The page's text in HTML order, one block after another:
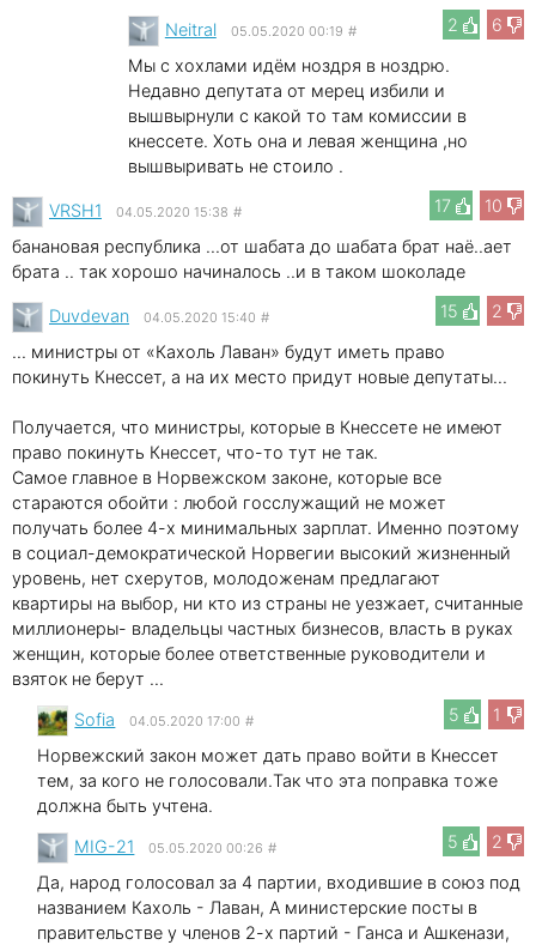
2
6
Neitral 05.05.2020 00:19 #
Мы с хохлами идём ноздря в ноздрю.
Недавно депутата от мерец избили и
вышвырнули с какой то там комиссии в
кнессете. Хоть она и левая женщина ,но
вышвыривать не стоило .
17
10
VRSH1 04.05.2020 15:38 #
банановая республика ...от шабата до шабата брат наё..ает
брата .. так хорошо начиналось ..и в таком шоколаде
15
2
Duvdevan 04.05.2020 15:40 #
... министры от «Кахоль Лаван» будут иметь право
покинуть Кнессет, а на их место придут новые депутаты...
Получается, что министры, которые в Кнессете не имеют
право покинуть Кнессет, что-то тут не так.
Самое главное в Норвежском законе, которые все
стараются обойти : любой госслужащий не может
получать более 4-х минимальных зарплат. Именно поэтому
в социал-демократической Норвегии высокий жизненный
уровень, нет схерутов, молодоженам предлагают
квартиры на выбор, ни кто из страны не уезжает, считанные
миллионеры- владельцы частных бизнесов, власть в руках
женщин, которые более ответственные руководители и
взяток не берут ...
5
1
Sofia 04.05.2020 17:00 #
Норвежский закон может дать право войти в Кнессет
тем, за кого не голосовали.Так что эта поправка тоже
должна быть учтена.
5
2
MIG-21 05.05.2020 00:26 #
Да, народ голосовал за 4 партии, входившие в союз под
названием Кахоль - Лаван, А министерские посты в
правительстве у членов 2-х партий - Ганса и Ашкенази,